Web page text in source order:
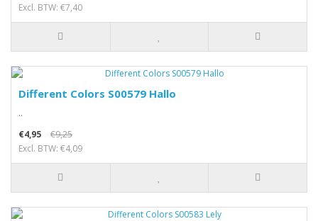
Excl. BTW: €7,40
Different Colors S00579 Hallo
..
€4,95
€9,25
Excl. BTW: €4,09